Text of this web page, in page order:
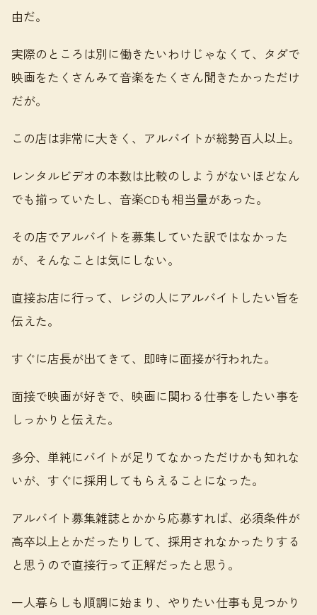
由だ。
実際のところは別に働きたいわけじゃなくて、タダで
映画をたくさんみて音楽をたくさん聞きたかっただけ
だが。
この店は非常に大きく、アルバイトが総勢百人以上。
レンタルビデオの本数は比較のしようがないほどなん
でも揃っていたし、音楽CDも相当量があった。
その店でアルバイトを募集していた訳ではなかった
が、そんなことは気にしない。
直接お店に行って、レジの人にアルバイトしたい旨を
伝えた。
すぐに店長が出てきて、即時に面接が行われた。
面接で映画が好きで、映画に関わる仕事をしたい事を
しっかりと伝えた。
多分、単純にバイトが足りてなかっただけかも知れな
いが、すぐに採用してもらえることになった。
アルバイト募集雑誌とかから応募すれば、必須条件が
高卒以上とかだったりして、採用されなかったりする
と思うので直接行って正解だったと思う。
一人暮らしも順調に始まり、やりたい仕事も見つかり